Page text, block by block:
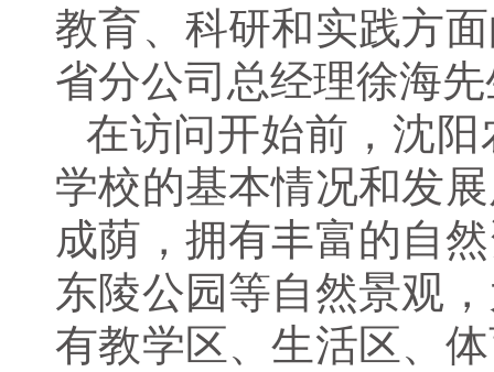
教育、科研和实践方
省分公司总经理徐海
在访问开始前，沈
学校的基本情况和发
成荫，拥有丰富的自
东陵公园等自然景观
有教学区、生活区、